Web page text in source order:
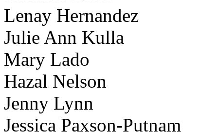
Lenay Hernandez
Julie Ann Kulla
Mary Lado
Hazal Nelson
Jenny Lynn
Jessica Paxson-Putnam